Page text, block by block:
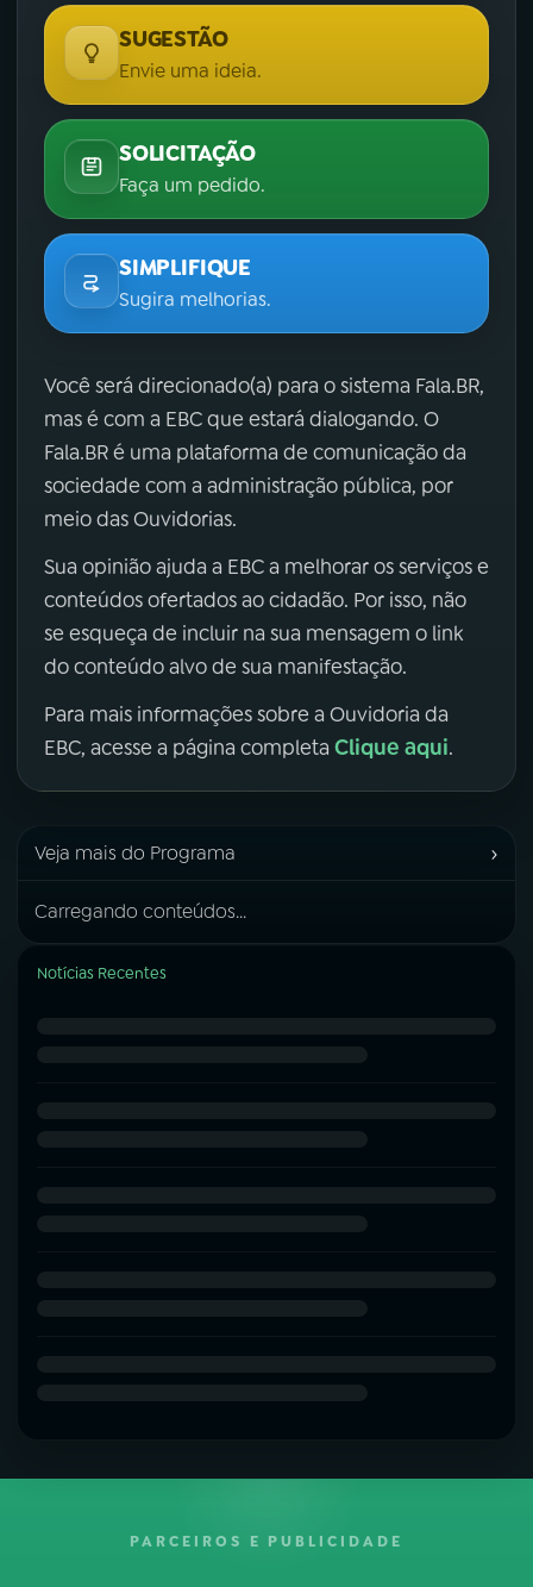
SUGESTÃO
Envie uma ideia.
SOLICITAÇÃO
Faça um pedido.
SIMPLIFIQUE
Sugira melhorias.
Você será direcionado(a) para o sistema Fala.BR,
mas é com a EBC que estará dialogando. O
Fala.BR é uma plataforma de comunicação da
sociedade com a administração pública, por
meio das Ouvidorias.
Sua opinião ajuda a EBC a melhorar os serviços e
conteúdos ofertados ao cidadão. Por isso, não
se esqueça de incluir na sua mensagem o link
do conteúdo alvo de sua manifestação.
Para mais informações sobre a Ouvidoria da
EBC, acesse a página completa Clique aqui.
Veja mais do Programa ›
Carregando conteúdos...
Notícias Recentes
PARCEIROS E PUBLICIDADE